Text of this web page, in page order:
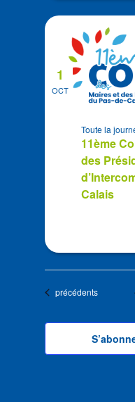
OCT
1
11ème
des
Calais
Toute la
Évènements
précédents